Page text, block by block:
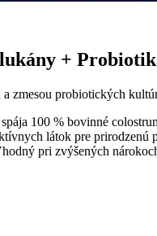
+
zmesou probiotických
100 % bovinné
látok pre
pri zvýšených